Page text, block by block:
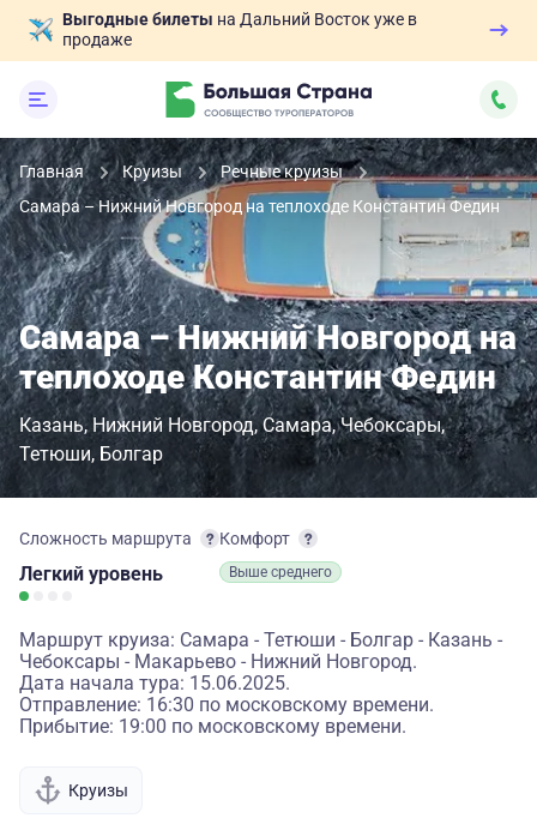
Выгодные билеты на Дальний Восток уже в
продаже
Главная Круизы
Речные круизы
Самара – Нижний Новгород на теплоходе Константин Федин
Самара – Нижний Новгород на
теплоходе Константин Федин
Казань Нижний Новгород Самара Чебоксары
Тетюши Болгар
Сложность маршрута
Легкий уровень
Комфорт
Выше среднего
Маршрут круиза: Самара - Тетюши - Болгар - Казань -
Чебоксары - Макарьево - Нижний Новгород.
Дата начала тура: 15.06.2025.
Отправление: 16:30 по московскому времени.
Прибытие: 19:00 по московскому времени.
Круизы